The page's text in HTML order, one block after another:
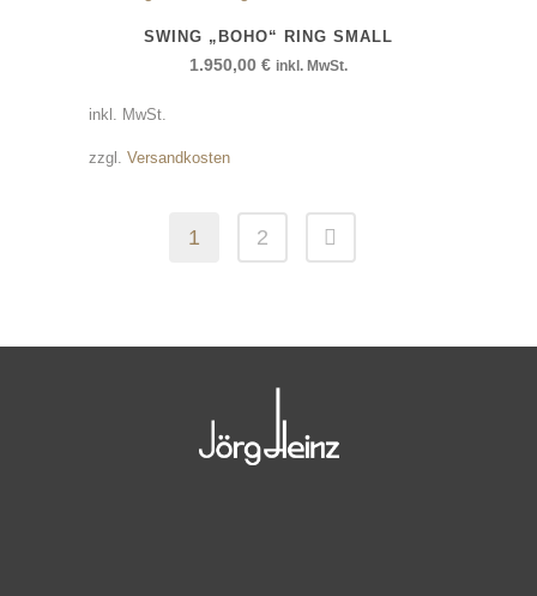
SWING „BOHO“ RING SMALL
1.950,00 € inkl. MwSt.
inkl. MwSt.
zzgl. Versandkosten
1 2